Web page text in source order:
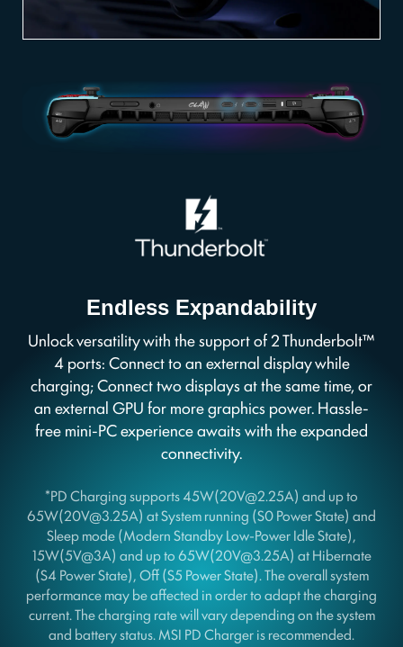
Endless Expandability
Unlock versatility with the support of 2 Thunderbolt™
4 ports: Connect to an external display while
charging; Connect two displays at the same time, or
an external GPU for more graphics power. Hassle-
free mini-PC experience awaits with the expanded
connectivity.
*PD Charging supports 45W(20V@2.25A) and up to
65W(20V@3.25A) at System running (S0 Power State) and
Sleep mode (Modern Standby Low-Power Idle State),
15W(5V@3A) and up to 65W(20V@3.25A) at Hibernate
(S4 Power State), Off (S5 Power State). The overall system
performance may be affected in order to adapt the charging
current. The charging rate will vary depending on the system
and battery status. MSI PD Charger is recommended.